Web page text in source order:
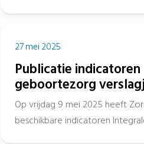
27 mei 2025
Publicatie
geboortezorg
Op vrijdag 9 mei 2025 heeft
beschikbare indicatoren